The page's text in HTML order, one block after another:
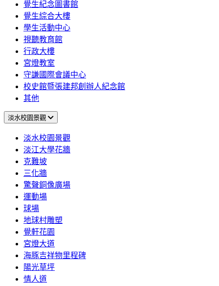
覺生紀念圖書館
覺生綜合大樓
學生活動中心
視聽教育館
行政大樓
宮燈教室
守謙國際會議中心
校史館暨張建邦創辦人紀念館
其他
淡水校園景觀
淡水校園景觀
淡江大學花牆
克難坡
三化牆
驚聲銅像廣場
運動場
球場
地球村雕塑
覺軒花園
宮燈大道
海豚吉祥物里程碑
陽光草坪
情人道